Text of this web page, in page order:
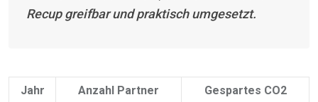
Recup greifbar und praktisch umgesetzt.
Jahr Anzahl Partner Gespartes CO2